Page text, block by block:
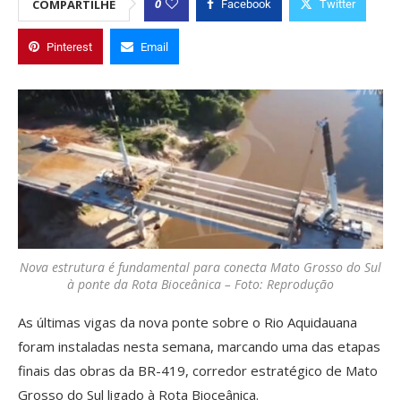
COMPARTILHE 0 Facebook Twitter
Pinterest Email
Nova estrutura é fundamental para conecta Mato Grosso do Sul
à ponte da Rota Bioceânica – Foto: Reprodução
As últimas vigas da nova ponte sobre o Rio Aquidauana
foram instaladas nesta semana, marcando uma das etapas
finais das obras da BR-419, corredor estratégico de Mato
Grosso do Sul ligado à Rota Bioceânica.